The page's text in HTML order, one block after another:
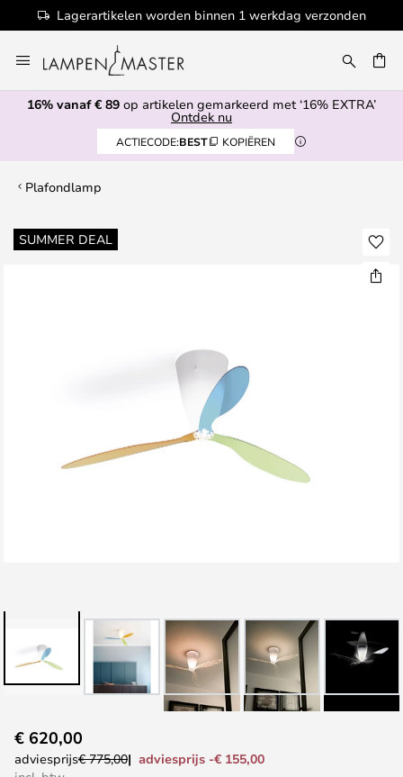
Lagerartikelen worden binnen 1 werkdag verzonden
naar
de
inhoud
16% vanaf € 89 op artikelen gemarkeerd met ‘16% EXTRA’
Ontdek nu
ACTIECODE:BEST KOPIËREN
Plafondlamp
SUMMER DEAL
Ga
naar
naar
het
€ 620,00
adviesprijs€ 775,00
adviesprijs -€ 155,00